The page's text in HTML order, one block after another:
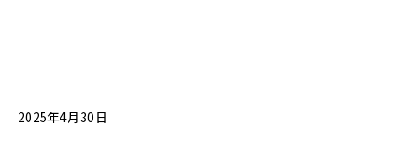
2025年4月30日